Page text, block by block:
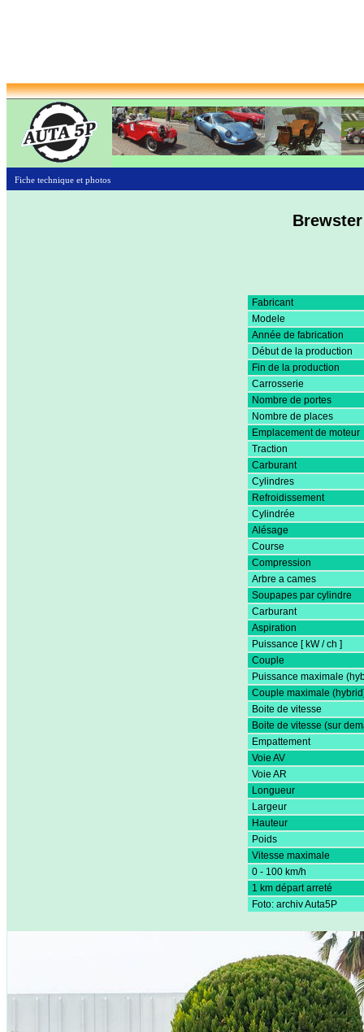
Fiche technique et photos
Fabricant
Modele
Année de fabrication
Début de la production
Fin de la production
Carrosserie
Nombre de portes
Nombre de places
Emplacement de moteur
Traction
Carburant
Cylindres
Refroidissement
Cylindrée
Alésage
Course
Compression
Arbre a cames
Soupapes par cylindre
Carburant
Aspiration
Puissance [ kW / ch ]
Couple
Puissance maximale
Couple maximale
Boite de vitesse
Boite de vitesse (sur
Empattement
Voie AV
Voie AR
Longueur
Largeur
Hauteur
Poids
Vitesse maximale
0 - 100 km/h
1 km départ arreté
Foto: archiv Auta5P